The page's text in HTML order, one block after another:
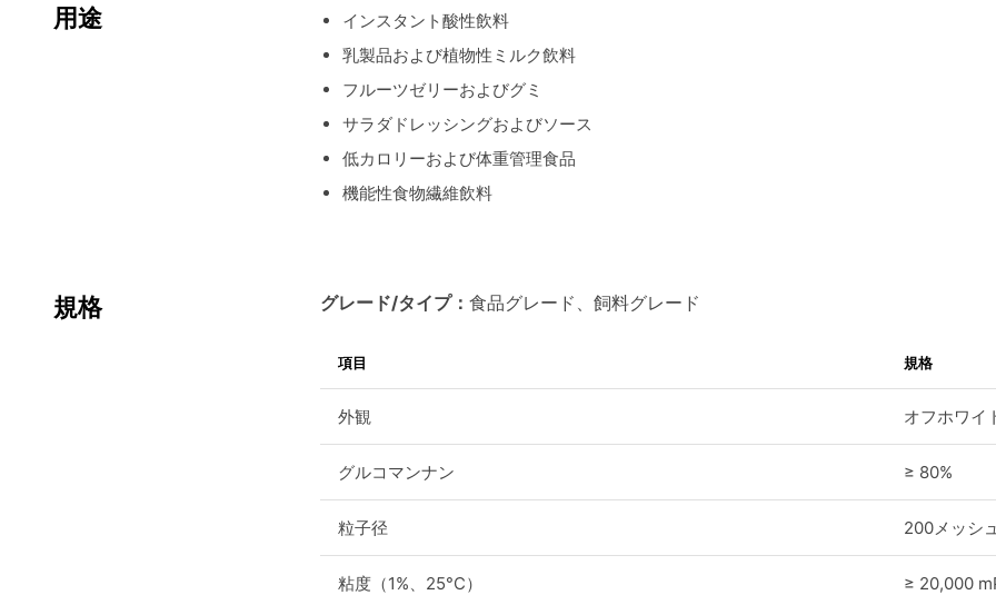
用途
インスタント酸性飲料
乳製品および植物性ミルク飲料
フルーツゼリーおよびグミ
サラダドレッシングおよびソース
低カロリーおよび体重管理食品
機能性食物繊維飲料
規格 グレード/タイプ： 食品グレード、飼料グレード
項目 規格
外観 オフホワイ
グルコマンナン ≥ 80%
粒子径 200メッシ
粘度（1%、25°C） ≥ 20,000